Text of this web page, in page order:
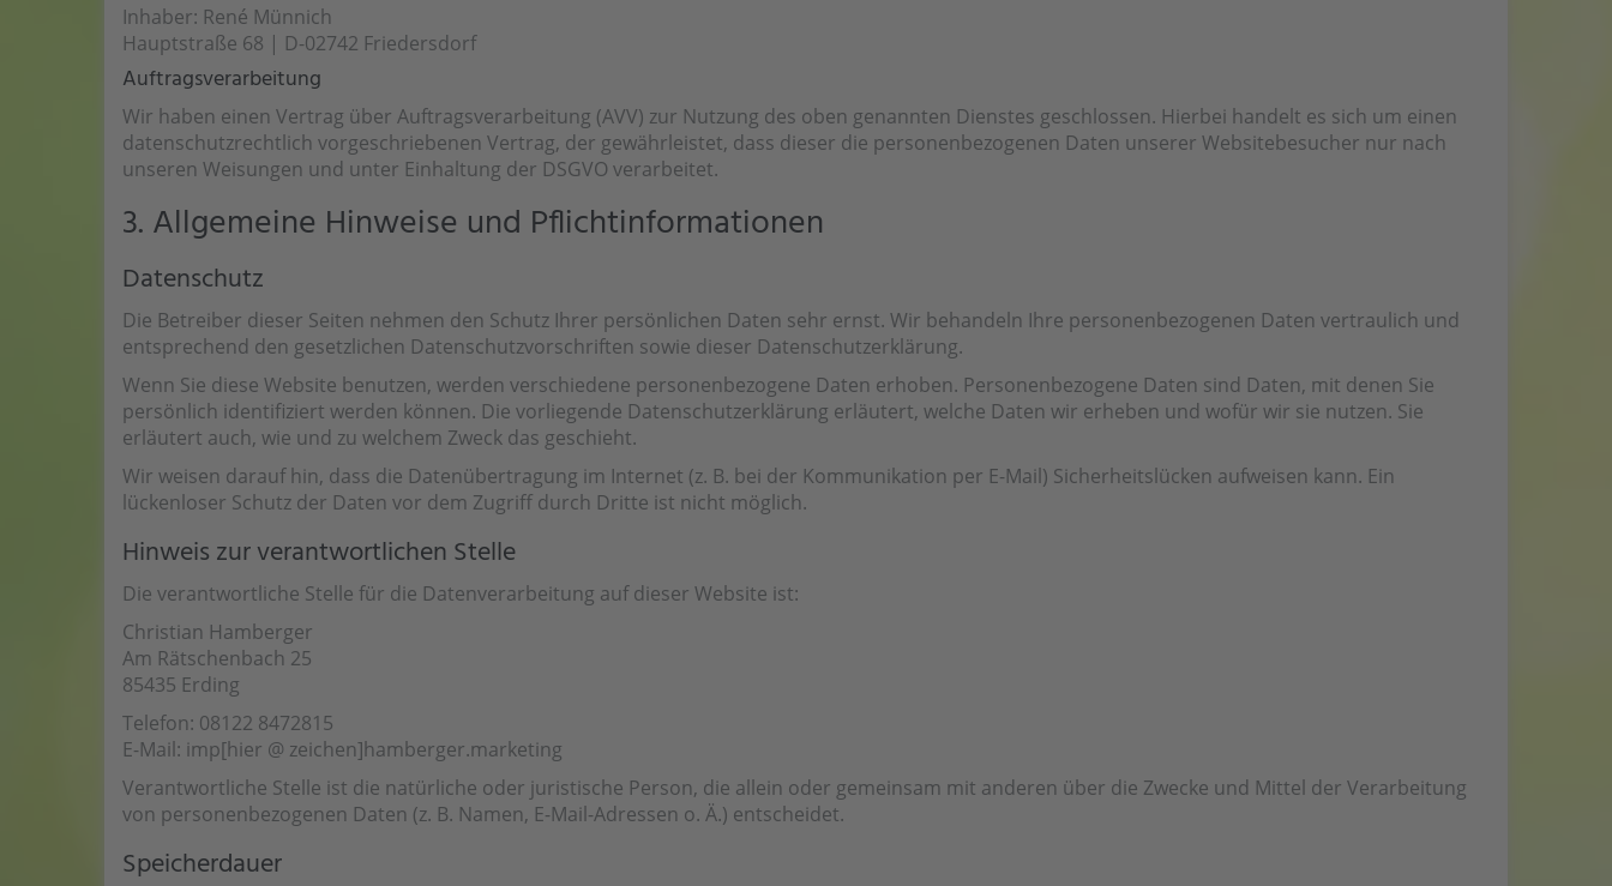
Inhaber: René Münnich
Hauptstraße 68 | D-02742 Friedersdorf
Auftragsverarbeitung
Wir haben einen Vertrag über Auftragsverarbeitung (AVV) zur Nutzung des oben genannten Dienstes geschlossen. Hierbei handelt es sich um einen
datenschutzrechtlich vorgeschriebenen Vertrag, der gewährleistet, dass dieser die personenbezogenen Daten unserer Websitebesucher nur nach
unseren Weisungen und unter Einhaltung der DSGVO verarbeitet.
3. Allgemeine Hinweise und Pflicht­informationen
Datenschutz
Die Betreiber dieser Seiten nehmen den Schutz Ihrer persönlichen Daten sehr ernst. Wir behandeln Ihre personenbezogenen Daten vertraulich und
entsprechend den gesetzlichen Datenschutzvorschriften sowie dieser Datenschutzerklärung.
Wenn Sie diese Website benutzen, werden verschiedene personenbezogene Daten erhoben. Personenbezogene Daten sind Daten, mit denen Sie
persönlich identifiziert werden können. Die vorliegende Datenschutzerklärung erläutert, welche Daten wir erheben und wofür wir sie nutzen. Sie
erläutert auch, wie und zu welchem Zweck das geschieht.
Wir weisen darauf hin, dass die Datenübertragung im Internet (z. B. bei der Kommunikation per E-Mail) Sicherheitslücken aufweisen kann. Ein
lückenloser Schutz der Daten vor dem Zugriff durch Dritte ist nicht möglich.
Hinweis zur verantwortlichen Stelle
Die verantwortliche Stelle für die Datenverarbeitung auf dieser Website ist:
Christian Hamberger
Am Rätschenbach 25
85435 Erding
Telefon: 08122 8472815
E-Mail: imp[hier @ zeichen]hamberger.marketing
Verantwortliche Stelle ist die natürliche oder juristische Person, die allein oder gemeinsam mit anderen über die Zwecke und Mittel der Verarbeitung
von personenbezogenen Daten (z. B. Namen, E-Mail-Adressen o. Ä.) entscheidet.
Speicherdauer